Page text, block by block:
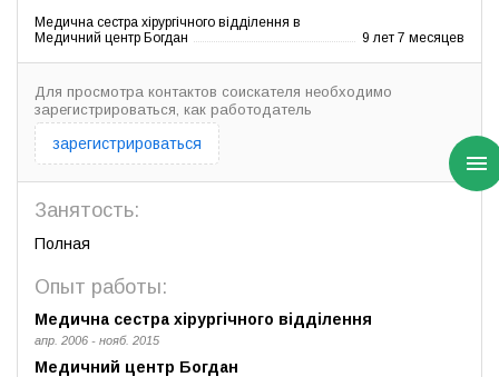
Медична сестра хірургічного відділення в
Медичний центр Богдан
9 лет 7 месяцев
Для просмотра контактов соискателя необходимо
зарегистрироваться, как работодатель
зарегистрироваться
Занятость:
Полная
Опыт работы:
Медична сестра хірургічного відділення
апр. 2006 - нояб. 2015
Медичний центр Богдан